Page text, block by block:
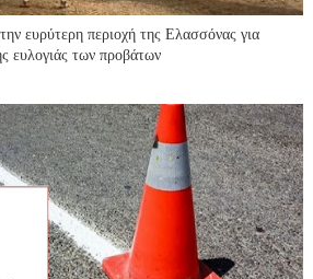
ευρύτερη περιοχή της Ελασσόνας για
ευλογιάς των προβάτων